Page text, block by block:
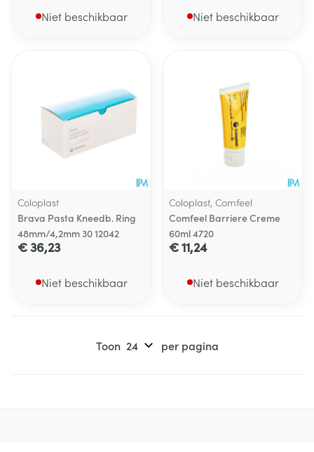
Niet beschikbaar Niet beschikbaar
Coloplast
Brava Pasta Kneedb. Ring
48mm/4,2mm 30 12042
€ 36,23
Niet beschikbaar
Coloplast, Comfeel
Comfeel Barriere Creme
60ml 4720
€ 11,24
Niet beschikbaar
Toon per pagina